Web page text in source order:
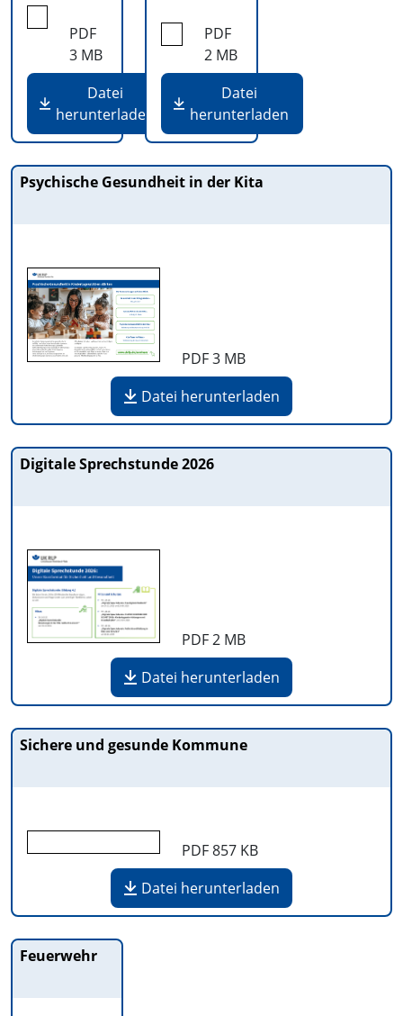
PDF
3 MB
Datei
herunterladen
PDF
2 MB
Datei
herunterladen
Psychische Gesundheit in der Kita
PDF3 MB
Datei herunterladen
Digitale Sprechstunde 2026
PDF2 MB
Datei herunterladen
Sichere und gesunde Kommune
PDF857 KB
Datei herunterladen
Feuerwehr